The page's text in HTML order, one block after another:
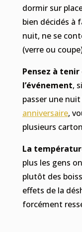
dormir sur
bien décidés à
nuit, ne se
(verre ou
Pensez à
l’événement,
passer une
anniversaire,
plusieurs
La
plus les gens
plutôt des
effets de la
forcément